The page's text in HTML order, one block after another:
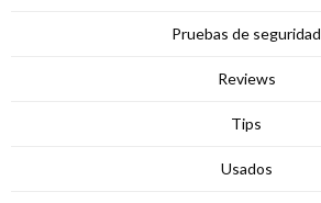
Pruebas de seguridad
Reviews
Tips
Usados